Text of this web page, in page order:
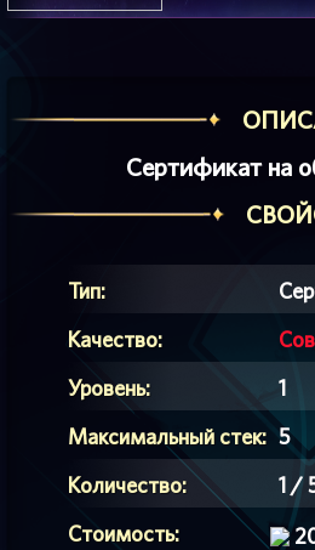
Сертификат на
Тип:
Качество:
Уровень:
1
Максимальный стек: 5
Количество:
1 /
Стоимость: